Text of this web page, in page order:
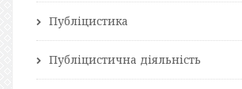
Публіцистика
Публіцистична діяльність